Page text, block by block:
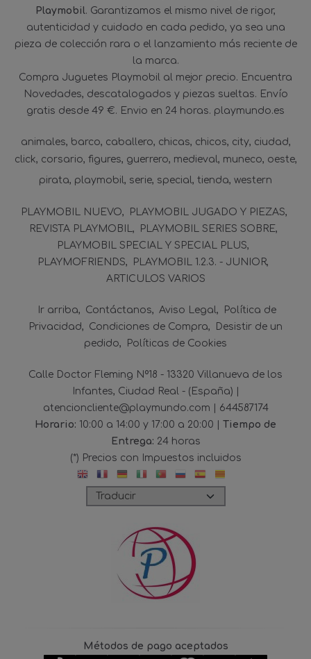
Playmobil. Garantizamos el mismo nivel de rigor,
autenticidad y cuidado en cada pedido, ya sea una
pieza de colección rara o el lanzamiento más reciente de
la marca.
Compra Juguetes Playmobil al mejor precio. Encuentra
Novedades, descatalogados y piezas sueltas. Envío
gratis desde 49 €. Envio en 24 horas. playmundo.es
animales barco caballero chicas chicos city ciudad
click corsario figures guerrero medieval muneco oeste
pirata playmobil serie special tienda western
PLAYMOBIL NUEVO
PLAYMOBIL JUGADO Y PIEZAS
REVISTA PLAYMOBIL
PLAYMOBIL SERIES SOBRE
PLAYMOBIL SPECIAL Y SPECIAL PLUS
PLAYMOFRIENDS
PLAYMOBIL 1.2.3. - JUNIOR
ARTICULOS VARIOS
Ir arriba Contáctanos Aviso Legal
Política de
Privacidad
Condiciones de Compra
Desistir de un
pedido
Políticas de Cookies
Calle Doctor Fleming Nº18 - 13320 Villanueva de los
Infantes, Ciudad Real - (España) |
atencioncliente@playmundo.com | 644587174
Horario: 10:00 a 14:00 y 17:00 a 20:00 | Tiempo de
Entrega: 24 horas
(*) Precios con Impuestos incluidos
Métodos de pago aceptados